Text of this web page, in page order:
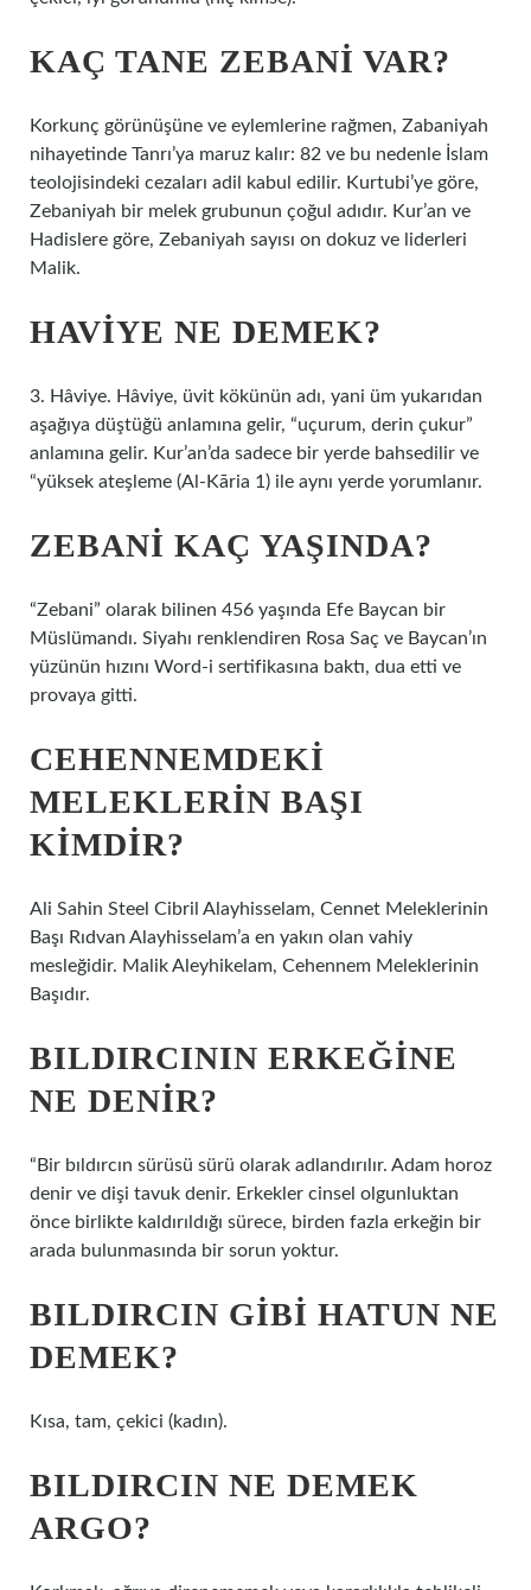
KAÇ TANE ZEBANI VAR?
Korkunç görünüşüne ve eylemlerine rağmen, Zabaniyah
nihayetinde Tanrı’ya maruz kalır: 82 ve bu nedenle İslam
teolojisindeki cezaları adil kabul edilir. Kurtubi’ye göre,
Zebaniyah bir melek grubunun çoğul adıdır. Kur’an ve
Hadislere göre, Zebaniyah sayısı on dokuz ve liderleri
Malik.
HAVIYE NE DEMEK?
3. Hâviye. Hâviye, üvit kökünün adı, yani üm yukarıdan
aşağıya düştüğü anlamına gelir, “uçurum, derin çukur”
anlamına gelir. Kur’an’da sadece bir yerde bahsedilir ve
“yüksek ateşleme (Al-Kāria 1) ile aynı yerde yorumlanır.
ZEBANI KAÇ YAŞINDA?
“Zebani” olarak bilinen 456 yaşında Efe Baycan bir
Müslümandı. Siyahı renklendiren Rosa Saç ve Baycan’ın
yüzünün hızını Word-i sertifikasına baktı, dua etti ve
provaya gitti.
CEHENNEMDEKI
MELEKLERIN BAŞI
KIMDIR?
Ali Sahin Steel Cibril Alayhisselam, Cennet Meleklerinin
Başı Rıdvan Alayhisselam’a en yakın olan vahiy
mesleğidir. Malik Aleyhikelam, Cehennem Meleklerinin
Başıdır.
BILDIRCININ ERKEĞINE
NE DENIR?
“Bir bıldırcın sürüsü sürü olarak adlandırılır. Adam horoz
denir ve dişi tavuk denir. Erkekler cinsel olgunluktan
önce birlikte kaldırıldığı sürece, birden fazla erkeğin bir
arada bulunmasında bir sorun yoktur.
BILDIRCIN GIBI HATUN NE
DEMEK?
Kısa, tam, çekici (kadın).
BILDIRCIN NE DEMEK
ARGO?